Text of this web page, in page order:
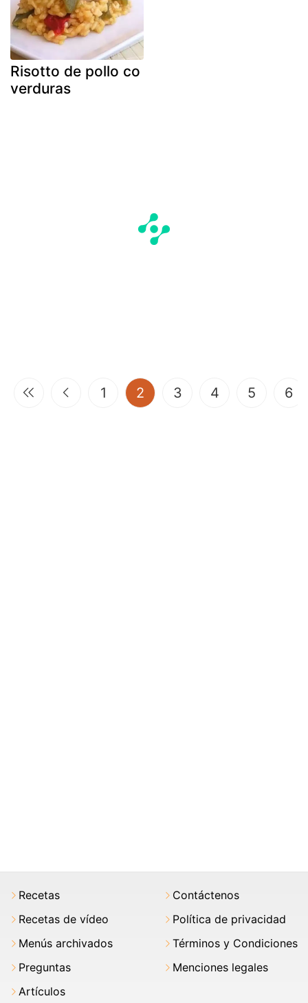
Risotto de pollo co
verduras
1 2 (current)
3 4 5 6
Recetas
Recetas de vídeo
Menús archivados
Preguntas
Artículos
Contáctenos
Política de privacidad
Términos y Condiciones
Menciones legales